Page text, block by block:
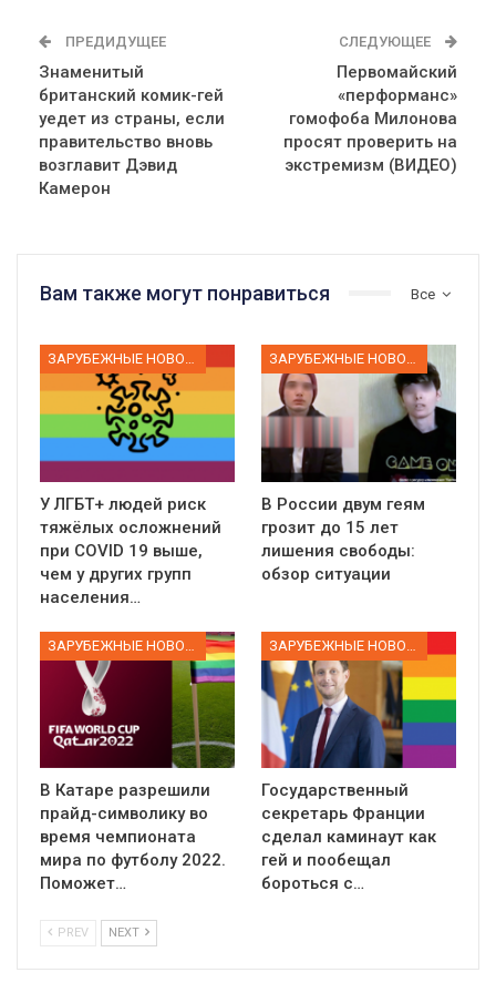
ПРЕДИДУЩЕЕ
Знаменитый
британский комик-гей
уедет из страны, если
правительство вновь
возглавит Дэвид
Камерон
СЛЕДУЮЩЕЕ
Первомайский
«перформанс»
гомофоба Милонова
просят проверить на
экстремизм (ВИДЕО)
Все
Вам также могут понравиться
ЗАРУБЕЖНЫЕ НОВОСТИ
У ЛГБТ+ людей риск
тяжёлых осложнений
при COVID 19 выше,
чем у других групп
населения…
ЗАРУБЕЖНЫЕ НОВОСТИ
В России двум геям
грозит до 15 лет
лишения свободы:
обзор ситуации
В Катаре разрешили
прайд-символику во
время чемпионата
мира по футболу 2022.
Поможет…
Государственный
секретарь Франции
сделал каминаут как
гей и пообещал
бороться с…
PREV NEXT